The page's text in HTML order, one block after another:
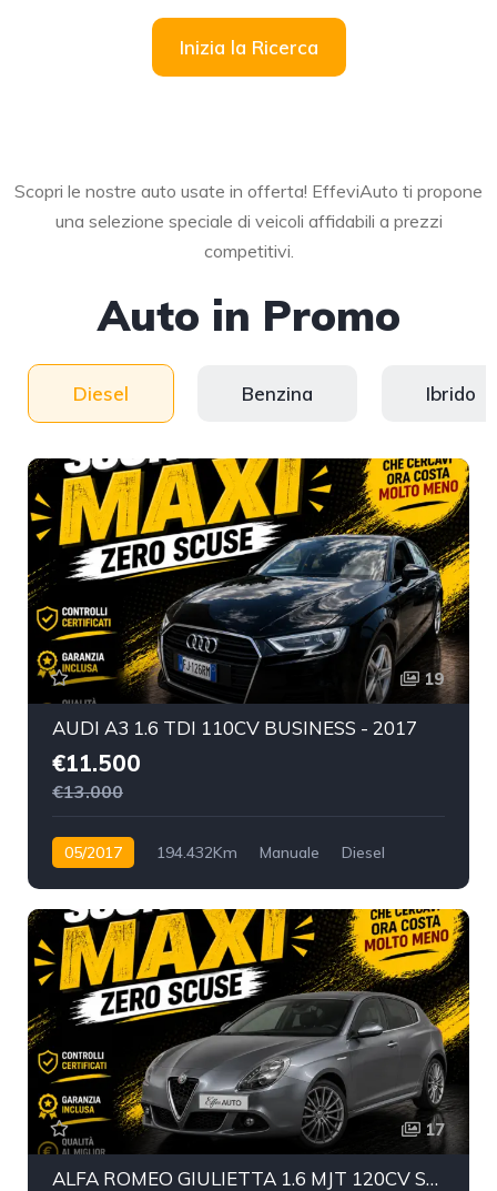
Inizia la Ricerca
Scopri le nostre auto usate in offerta! EffeviAuto ti propone
una selezione speciale di veicoli affidabili a prezzi
competitivi.
Auto in Promo
Diesel Benzina Ibrido
19
AUDI A3 1.6 TDI 110CV BUSINESS - 2017
€11.500
€13.000
05/2017 194.432Km Manuale
Diesel
17
ALFA ROMEO GIULIETTA 1.6 MJT 120CV SUPER - 2016